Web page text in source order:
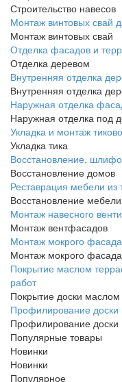
Строительство навесов
Монтаж винтовых свай
Монтаж винтовых свай
Отделка фасадов и
Отделка деревом
Внутренняя отделка
Внутренняя отделка
Наружная отделка
Наружная отделка под
Укладка и монтаж
Укладка тика
Восстановление,
Восстановление домов
Реставрация мебели из
Восстановление мебели
Монтаж навесного
Монтаж вентфасадов
Монтаж мокрого
Монтаж мокрого фасада
Покрытие маслом
работ
Покрытие доски маслом
Профилирование доски
Профилирование доски
Популярные товары
Новинки
Новинки
Популярное